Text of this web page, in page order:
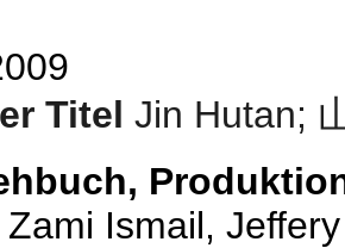
Titel Jin Hutan;
Zami Ismail,